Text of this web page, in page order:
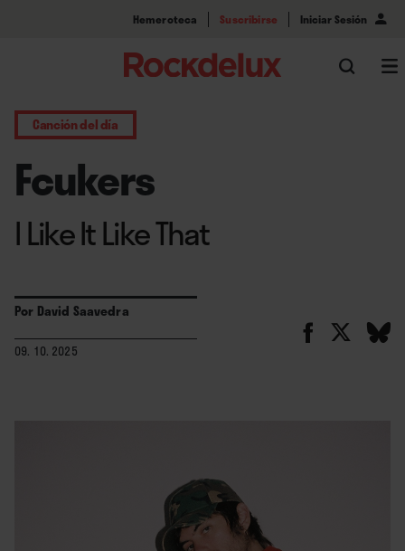
Hemeroteca Suscribirse Iniciar Sesión
Canción del día
Fcukers
I Like It Like That
Por David Saavedra
09. 10. 2025